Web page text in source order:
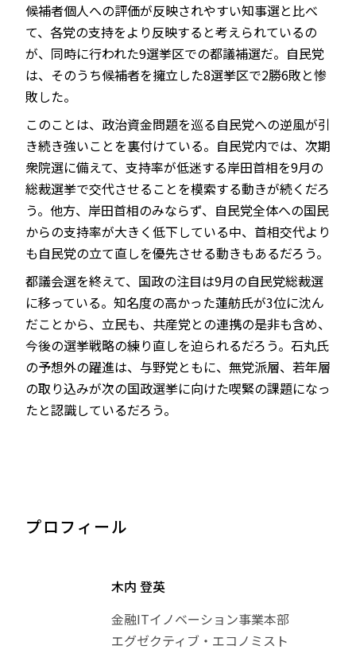
候補者個人への評価が反映されやすい知事選と比べ
て、各党の支持をより反映すると考えられているの
が、同時に行われた9選挙区での都議補選だ。自民党
は、そのうち候補者を擁立した8選挙区で2勝6敗と惨
敗した。
このことは、政治資金問題を巡る自民党への逆風が引
き続き強いことを裏付けている。自民党内では、次期
衆院選に備えて、支持率が低迷する岸田首相を9月の
総裁選挙で交代させることを模索する動きが続くだろ
う。他方、岸田首相のみならず、自民党全体への国民
からの支持率が大きく低下している中、首相交代より
も自民党の立て直しを優先させる動きもあるだろう。
都議会選を終えて、国政の注目は9月の自民党総裁選
に移っている。知名度の高かった蓮舫氏が3位に沈ん
だことから、立民も、共産党との連携の是非も含め、
今後の選挙戦略の練り直しを迫られるだろう。石丸氏
の予想外の躍進は、与野党ともに、無党派層、若年層
の取り込みが次の国政選挙に向けた喫緊の課題になっ
たと認識しているだろう。
プロフィール
木内 登英
金融ITイノベーション事業本部
エグゼクティブ・エコノミスト